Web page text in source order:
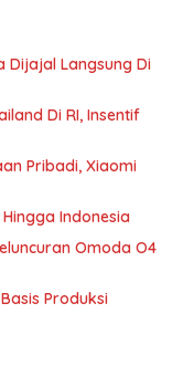
Dijajal Langsung Di
Di RI, Insentif
Pribadi, Xiaomi
Indonesia
Omoda O4
Produksi